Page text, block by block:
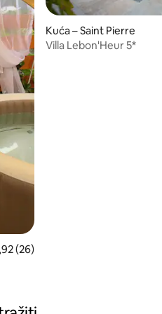
ocjena: 4,92/5, recenzija: 26
(26)
Kuća – Saint Pierre
Villa Lebon'Heur 5*